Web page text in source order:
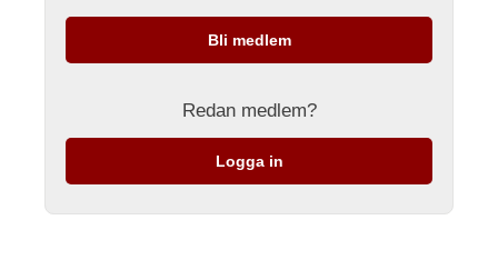
Bli medlem
Redan medlem?
Logga in